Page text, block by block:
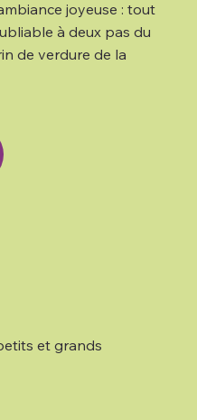
joyeuse : tout
à deux pas du
de verdure de la
et grands